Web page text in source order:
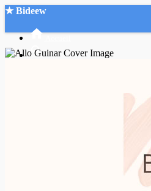
★ Bideew